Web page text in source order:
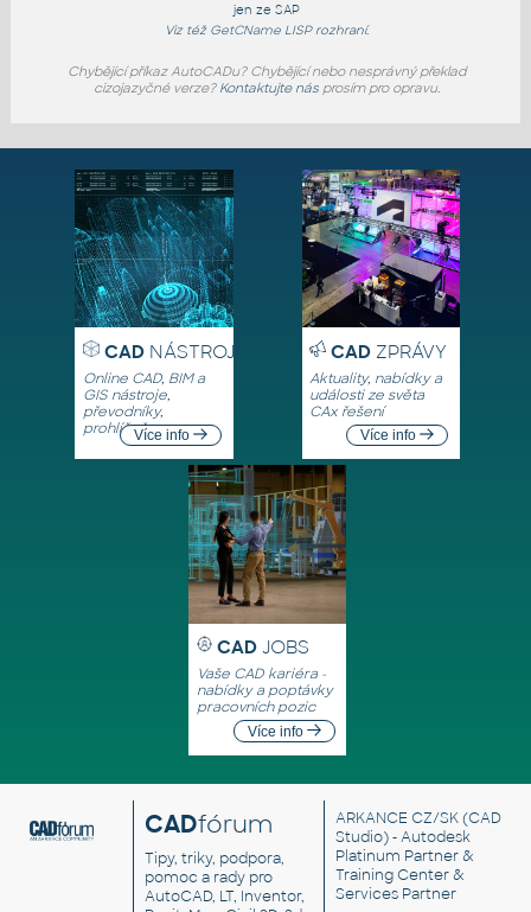
jen ze SAP
Viz též GetCNameLISP rozhraní.
Chybějící příkaz AutoCADu? Chybějící nebo nesprávný překlad
cizojazyčné verze? Kontaktujte násprosím pro opravu.
CADNÁSTROJE
Online CAD, BIM a
GIS nástroje,
převodníky,
prohlížečeVíce info
CADZPRÁVY
Aktuality, nabídky a
události ze světa
CAx řešení
Více info
CAD JOBS
Vaše CAD kariéra -
nabídky a poptávky
pracovních pozic
Více info
CADfórum
Tipy, triky, podpora,
pomoc a rady pro
AutoCAD, LT, Inventor,
ARKANCE CZ/SK(CAD
Studio) - Autodesk
Platinum Partner &
Training Center &
Services Partner